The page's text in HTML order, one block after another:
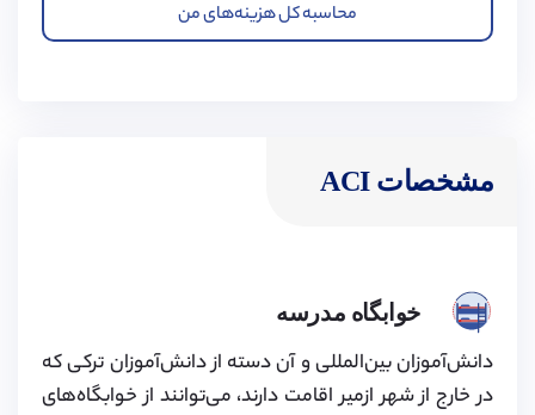
محاسبه کل هزینه‌های من
مشخصات ACI
خوابگاه مدرسه
دانش‌آموزان بین‌المللی و آن دسته از دانش‌آموزان ترکی که
در خارج از شهر ازمیر اقامت دارند، می‌توانند از خوابگاه‌های